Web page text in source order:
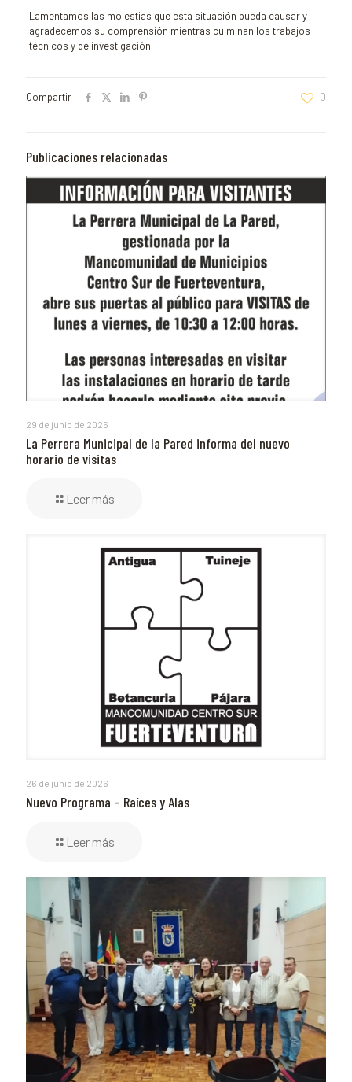
Lamentamos las molestias que esta situación pueda causar y
agradecemos su comprensión mientras culminan los trabajos
técnicos y de investigación.
Compartir 0
Publicaciones relacionadas
29 de junio de 2026
La Perrera Municipal de la Pared informa del nuevo
horario de visitas
Leer más
26 de junio de 2026
Nuevo Programa – Raíces y Alas
Leer más